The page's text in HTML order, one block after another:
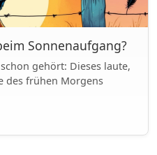
Sonnenaufgang?
gehört: Dieses laute,
des frühen Morgens